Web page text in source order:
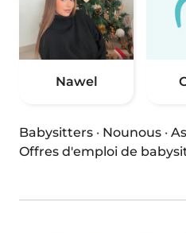
Nawel
Babysitters · Nounous ·
Offres d'emploi de